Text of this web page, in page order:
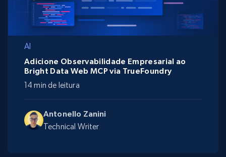
AI
Antonello Zanini
Technical Writer
Adicione Observabilidade Empresarial ao
Bright Data Web MCP via TrueFoundry
14 min de leitura